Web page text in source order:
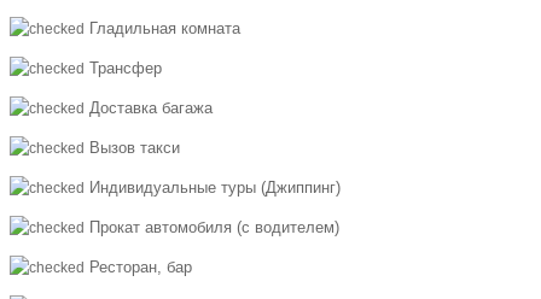
Гладильная комната
Трансфер
Доставка багажа
Вызов такси
Индивидуальные туры (Джиппинг)
Прокат автомобиля (с водителем)
Ресторан, бар